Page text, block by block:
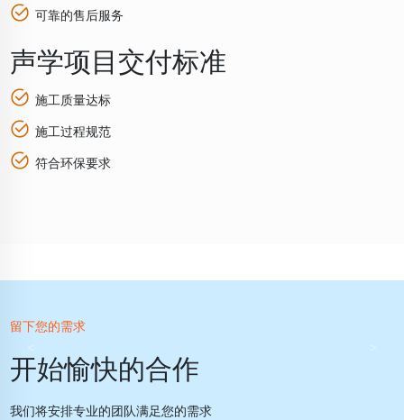
可靠的售后服务
声学项目交付标准
施工质量达标
施工过程规范
符合环保要求
留下您的需求
开始愉快的合作
我们将安排专业的团队满足您的需求